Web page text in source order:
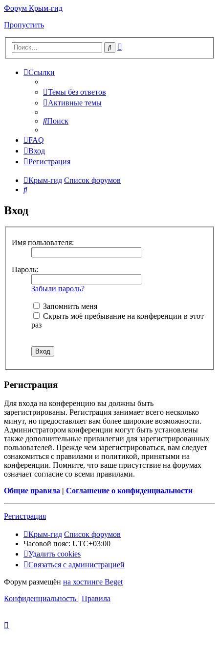
Форум Крым-гид
Пропустить
Поиск
Ссылки
Темы без ответов
Активные темы
Поиск
FAQ
Вход
Регистрация
Крым-гид Список форумов
Поиск
Вход
Имя пользователя:
Пароль:
Забыли пароль?
Запомнить меня
Скрыть моё пребывание на конференции в этот
раз
Регистрация
Для входа на конференцию вы должны быть
зарегистрированы. Регистрация занимает всего несколько
минут, но предоставляет вам более широкие возможности.
Администратором конференции могут быть установлены
также дополнительные привилегии для зарегистрированных
пользователей. Прежде чем зарегистрироваться, вам следует
ознакомиться с правилами и политикой, принятыми на
конференции. Помните, что ваше присутствие на форумах
означает согласие со всеми правилами.
Общие правила | Соглашение о конфиденциальности
Регистрация
Крым-гид Список форумов
Часовой пояс: UTC+03:00
Удалить cookies
Связаться с администрацией
Форум размещён на хостинге Beget
Конфиденциальность | Правила